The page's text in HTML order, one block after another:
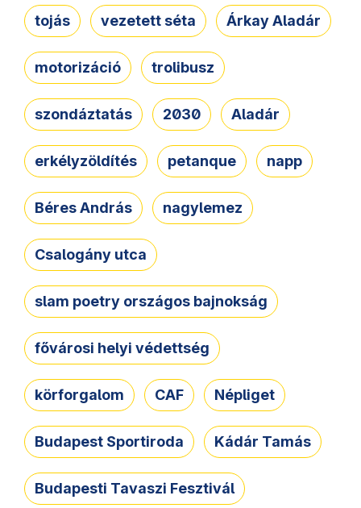
tojás vezetett séta Árkay Aladár
motorizáció trolibusz
szondáztatás 2030 Aladár
erkélyzöldítés petanque napp
Béres András nagylemez
Csalogány utca
slam poetry országos bajnokság
fővárosi helyi védettség
körforgalom CAF Népliget
Budapest Sportiroda Kádár Tamás
Budapesti Tavaszi Fesztivál